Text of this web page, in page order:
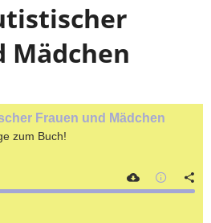
Mädchen
Frauen und Mädchen
zum Buch!